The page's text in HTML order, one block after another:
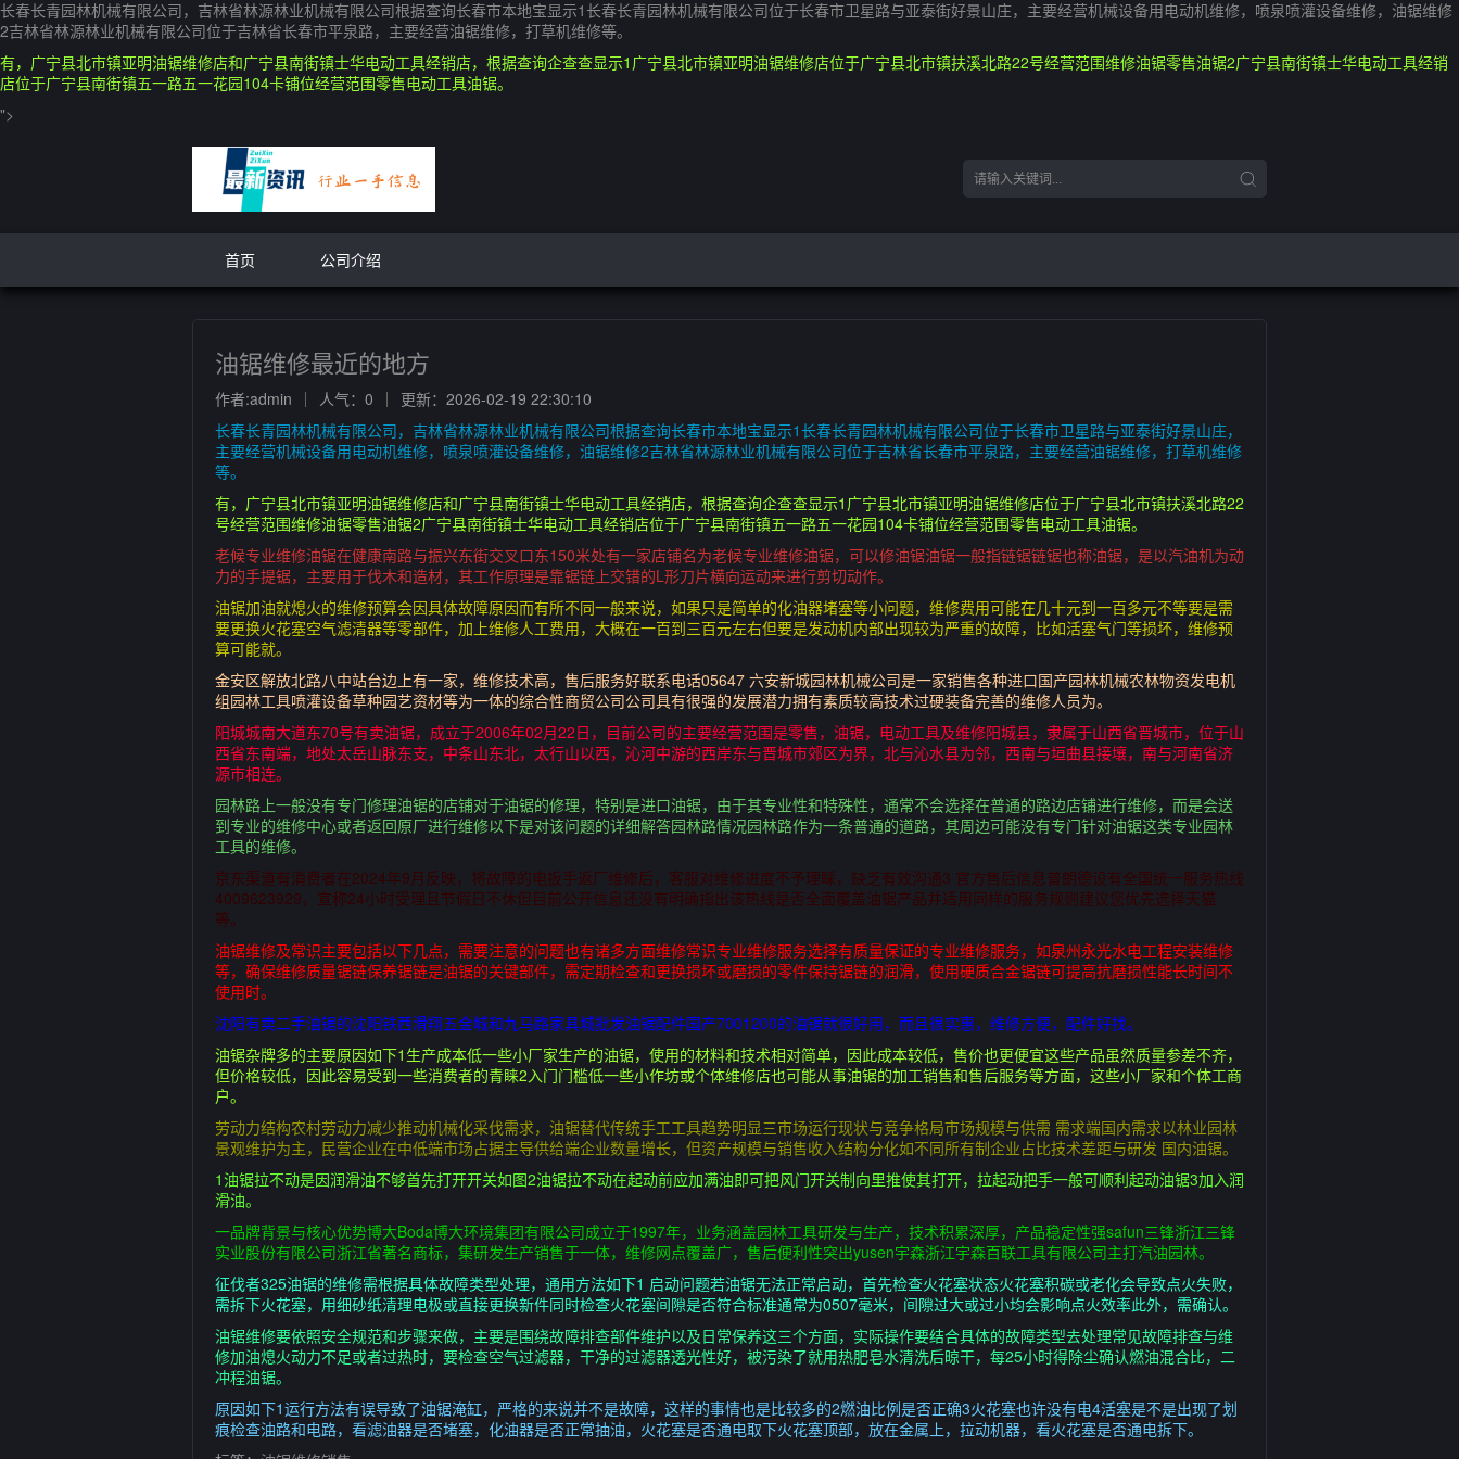
长春长青园林机械有限公司，吉林省林源林业机械有限公司根据查询长春市本地宝显示1长春长青园林机械有限公司位于长春市卫星路与亚泰街好景山庄，主要经营机械设备用电动机维修，喷泉喷灌设备维修，油锯维修
2吉林省林源林业机械有限公司位于吉林省长春市平泉路，主要经营油锯维修，打草机维修等。
有，广宁县北市镇亚明油锯维修店和广宁县南街镇士华电动工具经销店，根据查询企查查显示1广宁县北市镇亚明油锯维修店位于广宁县北市镇扶溪北路22号经营范围维修油锯零售油锯2广宁县南街镇士华电动工具经销
店位于广宁县南街镇五一路五一花园104卡铺位经营范围零售电动工具油锯。
">
首页 公司介绍
油锯维修最近的地方
作者:admin 人气：0
更新：2026-02-19 22:30:10
长春长青园林机械有限公司，吉林省林源林业机械有限公司根据查询长春市本地宝显示1长春长青园林机械有限公司位于长春市卫星路与亚泰街好景山庄，
主要经营机械设备用电动机维修，喷泉喷灌设备维修，油锯维修2吉林省林源林业机械有限公司位于吉林省长春市平泉路，主要经营油锯维修，打草机维修
等。
有，广宁县北市镇亚明油锯维修店和广宁县南街镇士华电动工具经销店，根据查询企查查显示1广宁县北市镇亚明油锯维修店位于广宁县北市镇扶溪北路22
号经营范围维修油锯零售油锯2广宁县南街镇士华电动工具经销店位于广宁县南街镇五一路五一花园104卡铺位经营范围零售电动工具油锯。
老候专业维修油锯在健康南路与振兴东街交叉口东150米处有一家店铺名为老候专业维修油锯，可以修油锯油锯一般指链锯链锯也称油锯，是以汽油机为动
力的手提锯，主要用于伐木和造材，其工作原理是靠锯链上交错的L形刀片横向运动来进行剪切动作。
油锯加油就熄火的维修预算会因具体故障原因而有所不同一般来说，如果只是简单的化油器堵塞等小问题，维修费用可能在几十元到一百多元不等要是需
要更换火花塞空气滤清器等零部件，加上维修人工费用，大概在一百到三百元左右但要是发动机内部出现较为严重的故障，比如活塞气门等损坏，维修预
算可能就。
金安区解放北路八中站台边上有一家，维修技术高，售后服务好联系电话05647 六安新城园林机械公司是一家销售各种进口国产园林机械农林物资发电机
组园林工具喷灌设备草种园艺资材等为一体的综合性商贸公司公司具有很强的发展潜力拥有素质较高技术过硬装备完善的维修人员为。
阳城城南大道东70号有卖油锯，成立于2006年02月22日，目前公司的主要经营范围是零售，油锯，电动工具及维修阳城县，隶属于山西省晋城市，位于山
西省东南端，地处太岳山脉东支，中条山东北，太行山以西，沁河中游的西岸东与晋城市郊区为界，北与沁水县为邻，西南与垣曲县接壤，南与河南省济
源市相连。
园林路上一般没有专门修理油锯的店铺对于油锯的修理，特别是进口油锯，由于其专业性和特殊性，通常不会选择在普通的路边店铺进行维修，而是会送
到专业的维修中心或者返回原厂进行维修以下是对该问题的详细解答园林路情况园林路作为一条普通的道路，其周边可能没有专门针对油锯这类专业园林
工具的维修。
京东渠道有消费者在2024年9月反映，将故障的电扳手返厂维修后，客服对维修进度不予理睬，缺乏有效沟通3 官方售后信息普朗德设有全国统一服务热线
4009623929，宣称24小时受理且节假日不休但目前公开信息还没有明确指出该热线是否全面覆盖油锯产品并适用同样的服务规则建议您优先选择天猫
等。
油锯维修及常识主要包括以下几点，需要注意的问题也有诸多方面维修常识专业维修服务选择有质量保证的专业维修服务，如泉州永光水电工程安装维修
等，确保维修质量锯链保养锯链是油锯的关键部件，需定期检查和更换损坏或磨损的零件保持锯链的润滑，使用硬质合金锯链可提高抗磨损性能长时间不
使用时。
沈阳有卖二手油锯的沈阳铁西滑翔五金城和九马路家具城批发油锯配件国产7001200的油锯就很好用，而且很实惠，维修方便，配件好找。
油锯杂牌多的主要原因如下1生产成本低一些小厂家生产的油锯，使用的材料和技术相对简单，因此成本较低，售价也更便宜这些产品虽然质量参差不齐，
但价格较低，因此容易受到一些消费者的青睐2入门门槛低一些小作坊或个体维修店也可能从事油锯的加工销售和售后服务等方面，这些小厂家和个体工商
户。
劳动力结构农村劳动力减少推动机械化采伐需求，油锯替代传统手工工具趋势明显三市场运行现状与竞争格局市场规模与供需 需求端国内需求以林业园林
景观维护为主，民营企业在中低端市场占据主导供给端企业数量增长，但资产规模与销售收入结构分化如不同所有制企业占比技术差距与研发 国内油锯。
1油锯拉不动是因润滑油不够首先打开开关如图2油锯拉不动在起动前应加满油即可把风门开关制向里推使其打开，拉起动把手一般可顺利起动油锯3加入润
滑油。
一品牌背景与核心优势博大Boda博大环境集团有限公司成立于1997年，业务涵盖园林工具研发与生产，技术积累深厚，产品稳定性强safun三锋浙江三锋
实业股份有限公司浙江省著名商标，集研发生产销售于一体，维修网点覆盖广，售后便利性突出yusen宇森浙江宇森百联工具有限公司主打汽油园林。
征伐者325油锯的维修需根据具体故障类型处理，通用方法如下1 启动问题若油锯无法正常启动，首先检查火花塞状态火花塞积碳或老化会导致点火失败，
需拆下火花塞，用细砂纸清理电极或直接更换新件同时检查火花塞间隙是否符合标准通常为0507毫米，间隙过大或过小均会影响点火效率此外，需确认。
油锯维修要依照安全规范和步骤来做，主要是围绕故障排查部件维护以及日常保养这三个方面，实际操作要结合具体的故障类型去处理常见故障排查与维
修加油熄火动力不足或者过热时，要检查空气过滤器，干净的过滤器透光性好，被污染了就用热肥皂水清洗后晾干，每25小时得除尘确认燃油混合比，二
冲程油锯。
原因如下1运行方法有误导致了油锯淹缸，严格的来说并不是故障，这样的事情也是比较多的2燃油比例是否正确3火花塞也许没有电4活塞是不是出现了划
痕检查油路和电路，看滤油器是否堵塞，化油器是否正常抽油，火花塞是否通电取下火花塞顶部，放在金属上，拉动机器，看火花塞是否通电拆下。